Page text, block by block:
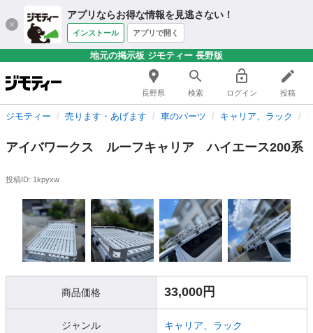
アプリならお得な情報を見逃さない！
インストール アプリで開く
地元の掲示板 ジモティー 長野版
長野県 検索 ログイン 投稿
ジモティー 売ります・あげます 車のパーツ キャリア、ラック
アイバワークス ルーフキャリア ハイエース200系
投稿ID: 1kpyxw
商品価格 33,000円
ジャンル キャリア、ラック